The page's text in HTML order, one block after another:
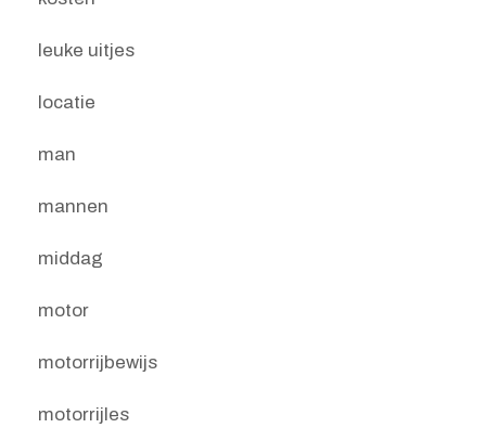
leuke uitjes
locatie
man
mannen
middag
motor
motorrijbewijs
motorrijles